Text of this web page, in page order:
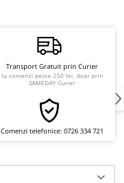
Transport Gratuit prin Curier
la comenzi peste 250 lei, doar prin
SAMEDAY Curier
Comenzi telefonice: 0726 334 721